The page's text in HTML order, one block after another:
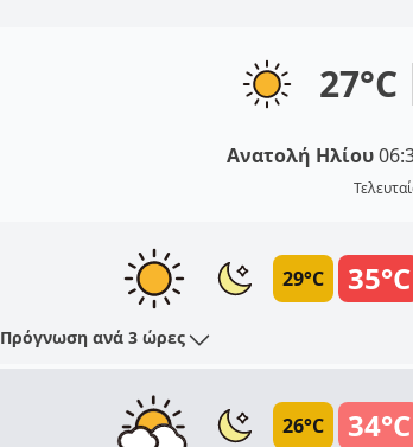
27°C
Ανατολή Ηλίου
35°C
29°C
Πρόγνωση ανά 3 ώρες
34°C
26°C